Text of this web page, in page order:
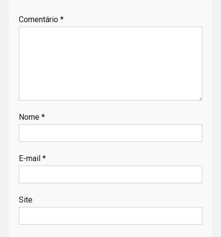
Comentário *
Nome *
E-mail *
Site